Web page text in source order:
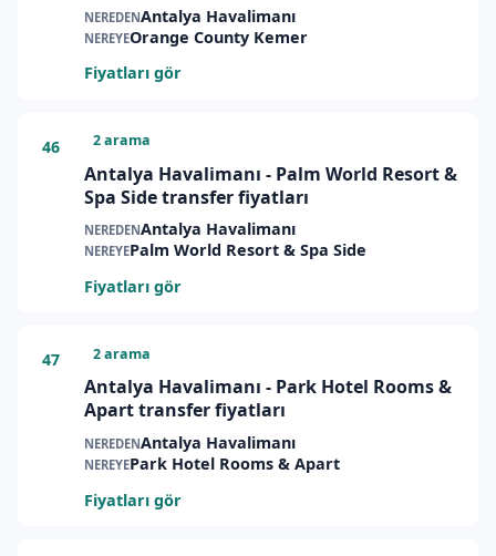
NEREDENAntalya Havalimanı
NEREYEOrange County Kemer
Fiyatları gör
46 2 arama
Antalya Havalimanı - Palm World Resort &
Spa Side transfer fiyatları
NEREDENAntalya Havalimanı
NEREYEPalm World Resort & Spa Side
Fiyatları gör
47 2 arama
Antalya Havalimanı - Park Hotel Rooms &
Apart transfer fiyatları
NEREDENAntalya Havalimanı
NEREYEPark Hotel Rooms & Apart
Fiyatları gör